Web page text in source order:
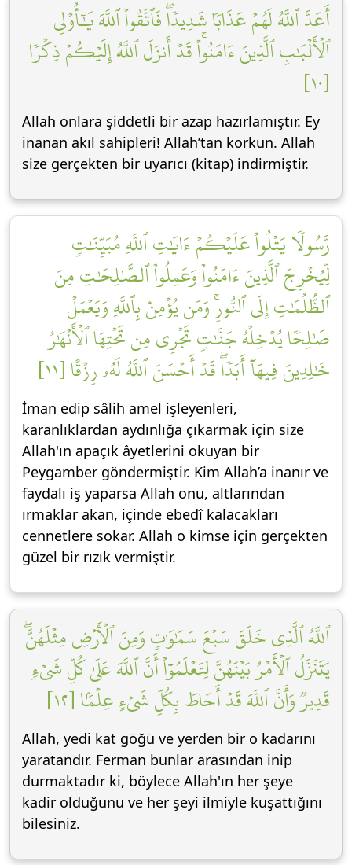
أَعَدَّ ٱللَّهُ لَهُمۡ عَذَابٗا شَدِيدٗاۖ فَٱتَّقُواْ ٱللَّهَ يَٰٓأُوْلِي
ٱلۡأَلۡبَٰبِ ٱلَّذِينَ ءَامَنُواْۚ قَدۡ أَنزَلَ ٱللَّهُ إِلَيۡكُمۡ ذِكۡرٗا
[١٠]
Allah onlara şiddetli bir azap hazırlamıştır. Ey
inanan akıl sahipleri! Allah’tan korkun. Allah
size gerçekten bir uyarıcı (kitap) indirmiştir.
رَّسُولٗا يَتۡلُواْ عَلَيۡكُمۡ ءَايَٰتِ ٱللَّهِ مُبَيِّنَٰتٖ
لِّيُخۡرِجَ ٱلَّذِينَ ءَامَنُواْ وَعَمِلُواْ ٱلصَّٰلِحَٰتِ مِنَ
ٱلظُّلُمَٰتِ إِلَى ٱلنُّورِۚ وَمَن يُؤۡمِنۢ بِٱللَّهِ وَيَعۡمَلۡ
صَٰلِحٗا يُدۡخِلۡهُ جَنَّٰتٖ تَجۡرِي مِن تَحۡتِهَا ٱلۡأَنۡهَٰرُ
خَٰلِدِينَ فِيهَآ أَبَدٗاۖ قَدۡ أَحۡسَنَ ٱللَّهُ لَهُۥ رِزۡقًا [١١]
İman edip sâlih amel işleyenleri,
karanlıklardan aydınlığa çıkarmak için size
Allah'ın apaçık âyetlerini okuyan bir
Peygamber göndermiştir. Kim Allah’a inanır ve
faydalı iş yaparsa Allah onu, altlarından
ırmaklar akan, içinde ebedî kalacakları
cennetlere sokar. Allah o kimse için gerçekten
güzel bir rızık vermiştir.
ٱللَّهُ ٱلَّذِي خَلَقَ سَبۡعَ سَمَٰوَٰتٖ وَمِنَ ٱلۡأَرۡضِ مِثۡلَهُنَّۖ
يَتَنَزَّلُ ٱلۡأَمۡرُ بَيۡنَهُنَّ لِتَعۡلَمُوٓاْ أَنَّ ٱللَّهَ عَلَىٰ كُلِّ شَيۡءٖ
قَدِيرٞ وَأَنَّ ٱللَّهَ قَدۡ أَحَاطَ بِكُلِّ شَيۡءٍ عِلۡمَۢا [١٢]
Allah, yedi kat göğü ve yerden bir o kadarını
yaratandır. Ferman bunlar arasından inip
durmaktadır ki, böylece Allah'ın her şeye
kadir olduğunu ve her şeyi ilmiyle kuşattığını
bilesiniz.